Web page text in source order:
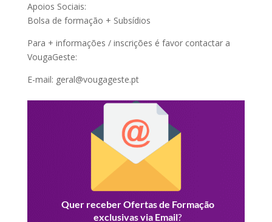
Apoios Sociais:
Bolsa de formação + Subsídios
Para + informações / inscrições é favor contactar a
VougaGeste:
E-mail: geral@vougageste.pt